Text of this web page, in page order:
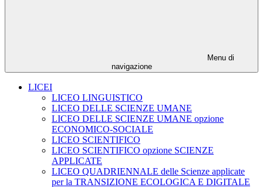
Menu di
navigazione
LICEI
LICEO LINGUISTICO
LICEO DELLE SCIENZE UMANE
LICEO DELLE SCIENZE UMANE opzione
ECONOMICO-SOCIALE
LICEO SCIENTIFICO
LICEO SCIENTIFICO opzione SCIENZE
APPLICATE
LICEO QUADRIENNALE delle Scienze applicate
per la TRANSIZIONE ECOLOGICA E DIGITALE